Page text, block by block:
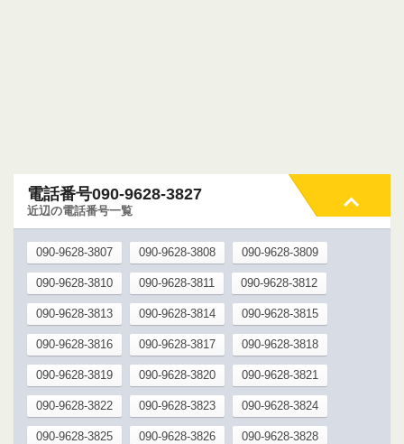
電話番号090-9628-3827
近辺の電話番号一覧
090-9628-3807 090-9628-3808 090-9628-3809
090-9628-3810 090-9628-3811 090-9628-3812
090-9628-3813 090-9628-3814 090-9628-3815
090-9628-3816 090-9628-3817 090-9628-3818
090-9628-3819 090-9628-3820 090-9628-3821
090-9628-3822 090-9628-3823 090-9628-3824
090-9628-3825 090-9628-3826 090-9628-3828